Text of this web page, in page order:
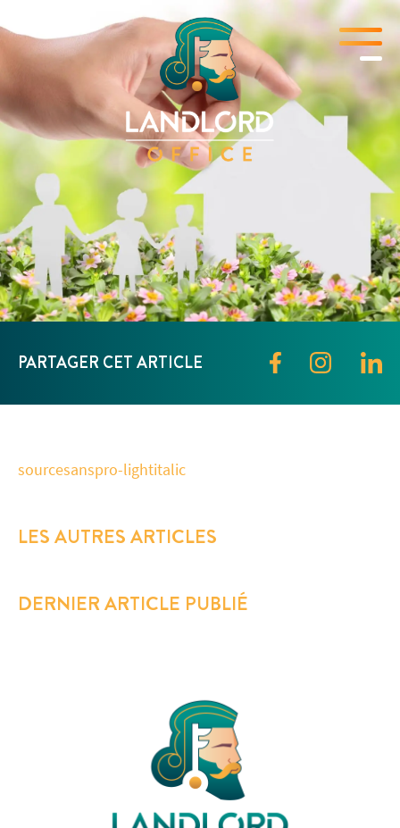
PARTAGER CET ARTICLE
sourcesanspro-lightitalic
LES AUTRES ARTICLES
DERNIER ARTICLE PUBLIÉ